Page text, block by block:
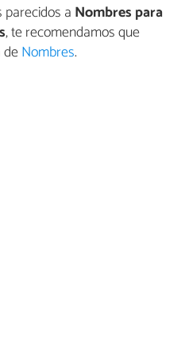
a Nombres para
, te recomendamos que
Nombres.